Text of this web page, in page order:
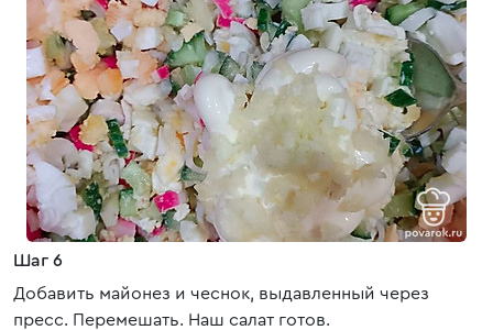
Шаг 6
Добавить майонез и чеснок, выдавленный через
пресс. Перемешать. Наш салат готов.